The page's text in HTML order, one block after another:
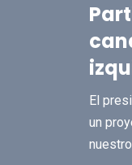
El
un